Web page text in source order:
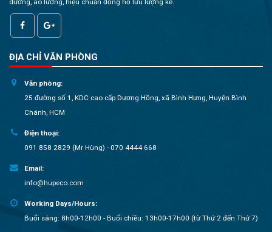
dưỡng, ao lường, hiệu chuẩn đồng hồ lưu lượng kế.
ĐỊA CHỈ VĂN PHÒNG
Văn phòng:
25 đường số 1, KDC cao cấp Dương Hồng, xã Bình Hưng, Huyện Bình
Chánh, HCM
Điện thoại:
091 858 2829 (Mr Hùng) - 070 4444 668
Email:
info@hupeco.com
Working Days/Hours:
Buổi sáng: 8h00-12h00 - Buổi chiều: 13h00-17h00 (từ Thứ 2 đến Thứ 7)